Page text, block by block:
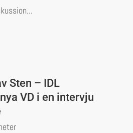
Sten – IDL
VD i en intervju